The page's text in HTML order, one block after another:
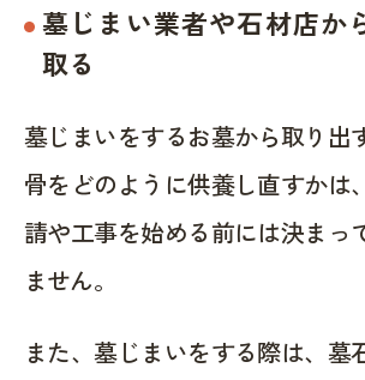
墓じまい業者や石材店か
取る
墓じまいをするお墓から取り出
骨をどのように供養し直すかは
請や工事を始める前には決まっ
ません。
また、墓じまいをする際は、墓